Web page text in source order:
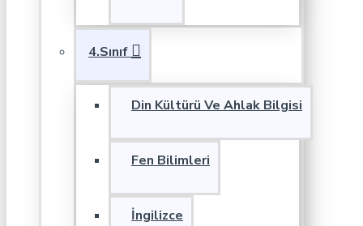
4.Sınıf
Din Kültürü Ve Ahlak Bilgisi
Fen Bilimleri
İngilizce